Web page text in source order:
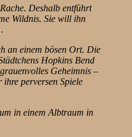
Deshalb entführt
Wildnis. Sie will ihn
an einem bösen Ort. Die
Hopkins Bend
Geheimnis –
perversen Spiele
in einem Albtraum in